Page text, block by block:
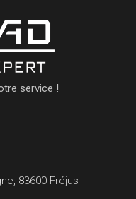
service !
83600 Fréjus